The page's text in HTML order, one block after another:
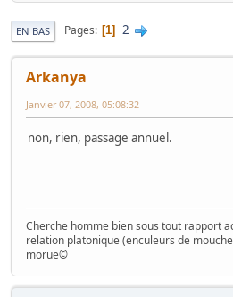
EN BAS Pages 1 2
Arkanya
Janvier 07, 2008, 05:08:32
non, rien, passage annuel.
Cherche homme bien sous tout rapport
relation platonique (enculeurs de
morue©